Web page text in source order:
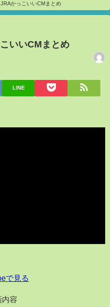
JRAかっこいいCMまとめ
いいCMまとめ
LINE
で見る
内容